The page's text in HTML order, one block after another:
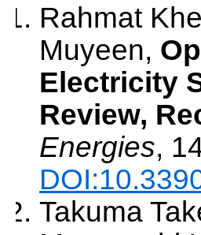
Rahmat
Muyeen,
Electricity
Review,
Energies,
Takuma